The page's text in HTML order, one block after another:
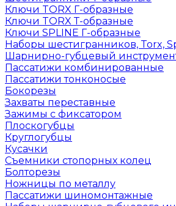
Ключи TORX Г-образные
Ключи TORX Т-образные
Ключи SPLINE Г-образные
Наборы шестигранников, Torx,
Шарнирно-губцевый
Пассатижи комбинированные
Пассатижи тонконосые
Бокорезы
Захваты переставные
Зажимы с фиксатором
Плоскогубцы
Круглогубцы
Кусачки
Съемники стопорных колец
Болторезы
Ножницы по металлу
Пассатижи шиномонтажные